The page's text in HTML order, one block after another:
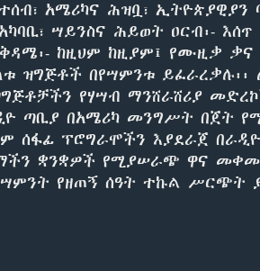
አሜሪካና ሕዝቧ፣ ኢትዮጵያዊያን
ሣይንስና ሕይወት ዐርብ፡- እሰጥ
ከዚህም ከዚያም፤ የሙዚቃ ቃና
ዝግጅቶች በየሣምንቱ ይፈራረቃሉ፡፡
የሃሣብ ማንሸራሸሪያ
ጣቢያ በአሜሪካ መንግሥት በጀት
ሰፋፊ ፕሮግራሞችን እያደራጀ
ቋንቋዎች የሚያሠራጭ ዋና
የዘጠኝ ሰዓት ተኩል ሥርጭት